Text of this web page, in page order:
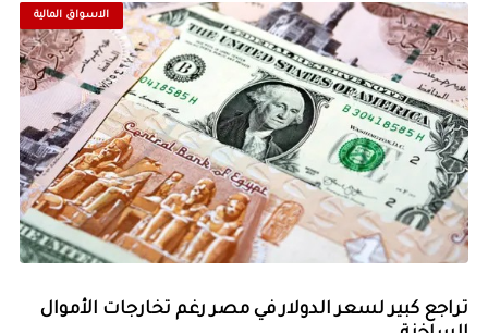
الاسواق المالية
© Image Copyrights Title
تراجع كبير لسعر الدولار في مصر رغم تخارجات الأموال